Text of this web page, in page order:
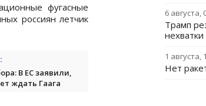
фугасные
россиян летчик
В ЕС заявили,
ждать Гаага
6 августа,
Трамп
1 августа,
Нет